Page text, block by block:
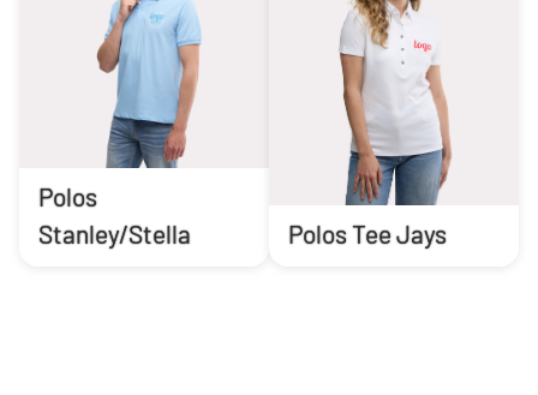
Polos
Stanley/Stella
Polos Tee Jays